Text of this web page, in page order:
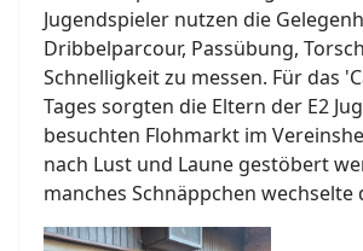
Jugendspieler nutzen die
Dribbelparcour, Passübung,
Schnelligkeit zu messen. Für das
Tages sorgten die Eltern der E2
besuchten Flohmarkt im
nach Lust und Laune gestöbert
manches Schnäppchen wechselte